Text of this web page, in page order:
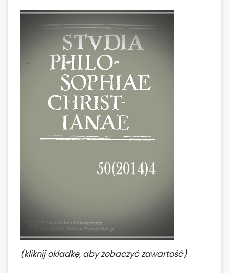
(kliknij okładkę, aby zobaczyć zawartość)